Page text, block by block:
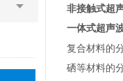
非接触式超
一体式超声
复合材料的
硒等材料的